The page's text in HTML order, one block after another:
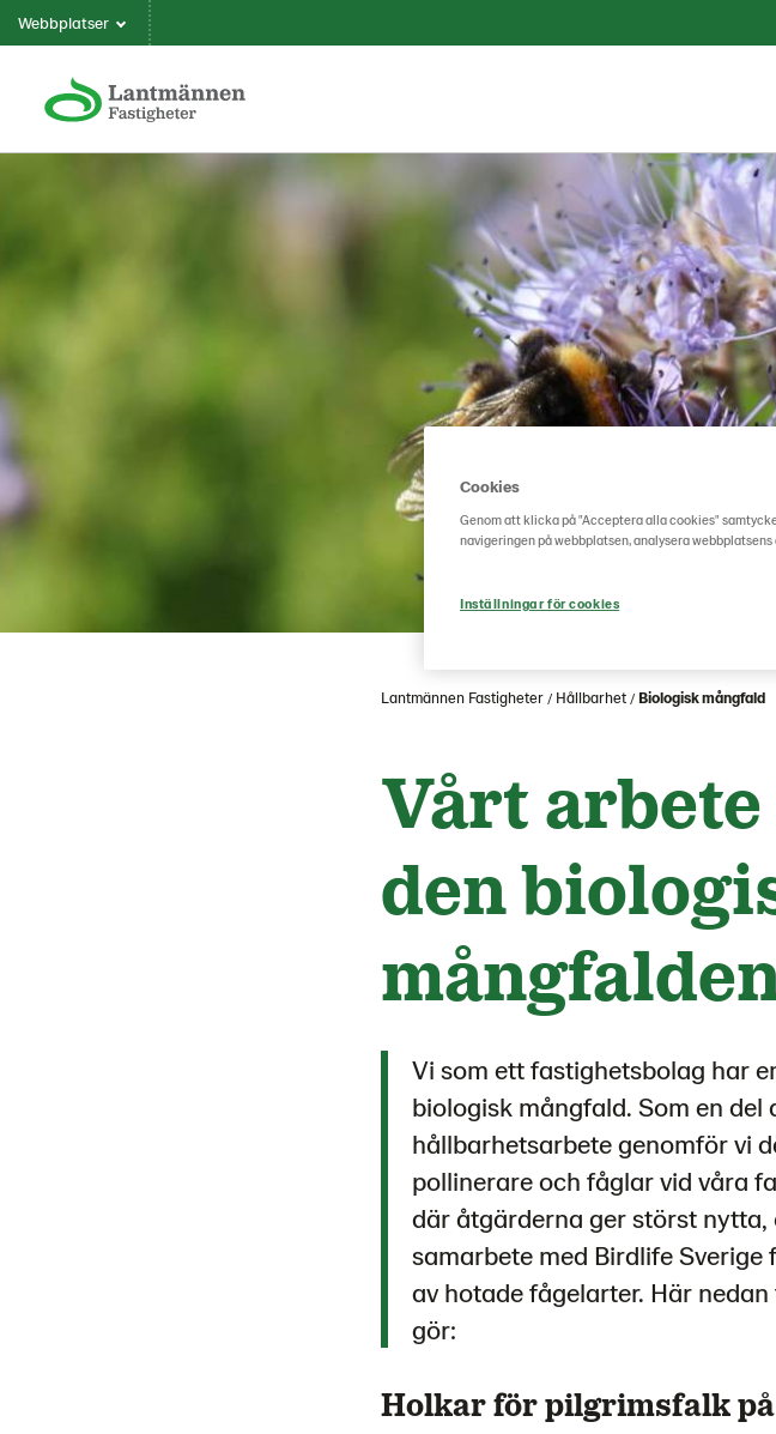
Webbplatser
Lantmännen Fastigheter Hållbarhet Biologisk mångfald
Vårt
den
Vi som ett fastighetsbolag har
biologisk mångfald. Som en
hållbarhetsarbete genomför vi
pollinerare och fåglar vid våra
där åtgärderna ger störst
samarbete med Birdlife
av hotade fågelarter. Här
gör:
Holkar för pilgrimsfalk
Cookies
Genom att klicka på "Acceptera alla cookies"
navigeringen på webbplatsen, analysera
Inställningar för cookies